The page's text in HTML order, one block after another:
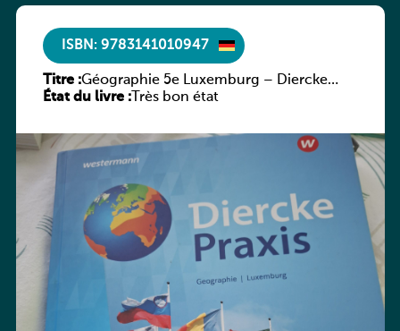
ISBN: 9783141010947
Titre :Géographie 5e Luxemburg – Diercke
Praxis
État du livre :Très bon état